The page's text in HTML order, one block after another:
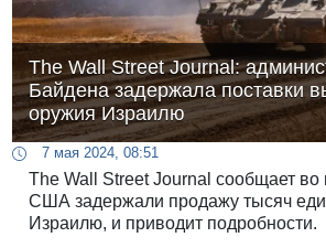
The Wall Street Journal:
Байдена задержала поставки
оружия Израилю
7 мая 2024, 08:51
The Wall Street Journal сообщает во
США задержали продажу тысяч
Израилю, и приводит подробности.